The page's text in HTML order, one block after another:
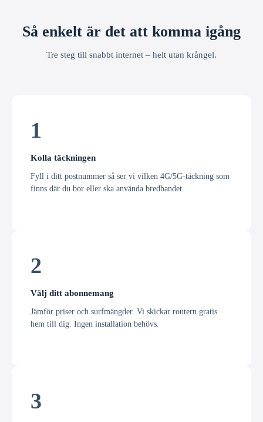
Så enkelt är det att komma igång
Tre steg till snabbt internet – helt utan krångel.
1
Kolla täckningen
Fyll i ditt postnummer så ser vi vilken 4G/5G-täckning som
finns där du bor eller ska använda bredbandet.
2
Välj ditt abonnemang
Jämför priser och surfmängder. Vi skickar routern gratis
hem till dig. Ingen installation behövs.
3